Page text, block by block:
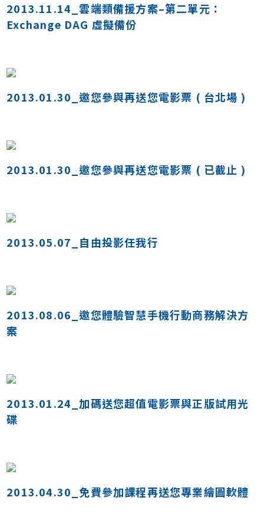
2013.11.14_雲端類備援方案–第二單元：
Exchange DAG 虛擬備份
2013.01.30_邀您參與再送您電影票 ( 台北場 )
2013.01.30_邀您參與再送您電影票 ( 已截止 )
2013.05.07_自由投影任我行
2013.08.06_邀您體驗智慧手機行動商務解決方
案
2013.01.24_加碼送您超值電影票與正版試用光
碟
2013.04.30_免費參加課程再送您專業繪圖軟體